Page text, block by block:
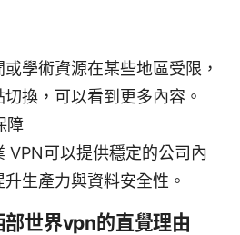
學術資源在某些地區受限，
換，可以看到更多內容。
障
VPN可以提供穩定的公司內
生產力與資料安全性。
世界vpn的直覺理由